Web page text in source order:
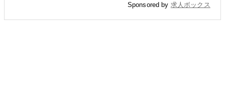
Sponsored by 求人ボックス